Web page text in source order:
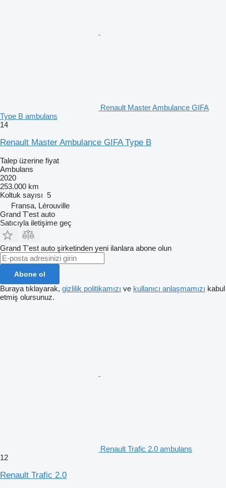
Renault Master Ambulance GIFA
Type B ambulans
14
Renault Master Ambulance GIFA Type B
Talep üzerine fiyat
Ambulans
2020
253.000 km
Koltuk sayısı 5
Fransa, Lérouville
Grand T'est auto
Satıcıyla iletişime geç
Grand T'est auto şirketinden yeni ilanlara abone olun
Abone ol
Buraya tıklayarak, gizlilik politikamızı ve kullanıcı anlaşmamızı kabul
etmiş olursunuz.
Renault Trafic 2.0 ambulans
12
Renault Trafic 2.0